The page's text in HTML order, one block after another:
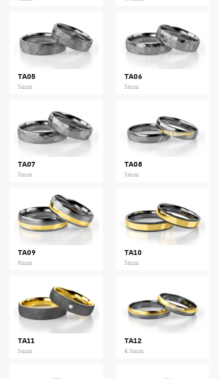
TA05
5mm
TA06
5mm
TA07
5mm
TA08
5mm
TA09
6mm
TA10
5mm
TA11
5mm
TA12
4.5mm